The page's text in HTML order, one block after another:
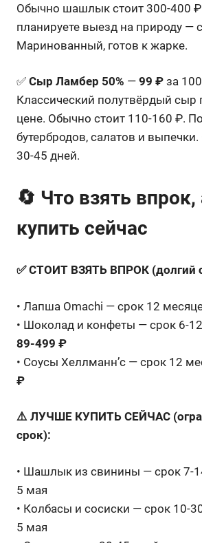
Обычно шашлык стоит 300-400 ₽
планируете выезд на природу —
Маринованный, готов к жарке.
✅ Сыр Ламбер 50% — 99 ₽ за
Классический полутвёрдый сыр
цене. Обычно стоит 110-160 ₽.
бутербродов, салатов и
30-45 дней.
🔄 Что взять впрок,
купить сейчас
✅ СТОИТ ВЗЯТЬ ВПРОК (долгий
• Лапша Omachi — срок 12
• Шоколад и конфеты — срок 6-
89-499 ₽
• Соусы Хеллманн’с — срок 12
₽
⚠️ ЛУЧШЕ КУПИТЬ СЕЙЧАС
срок):
• Шашлык из свинины — срок 7-
5 мая
• Колбасы и сосиски — срок 10-
5 мая